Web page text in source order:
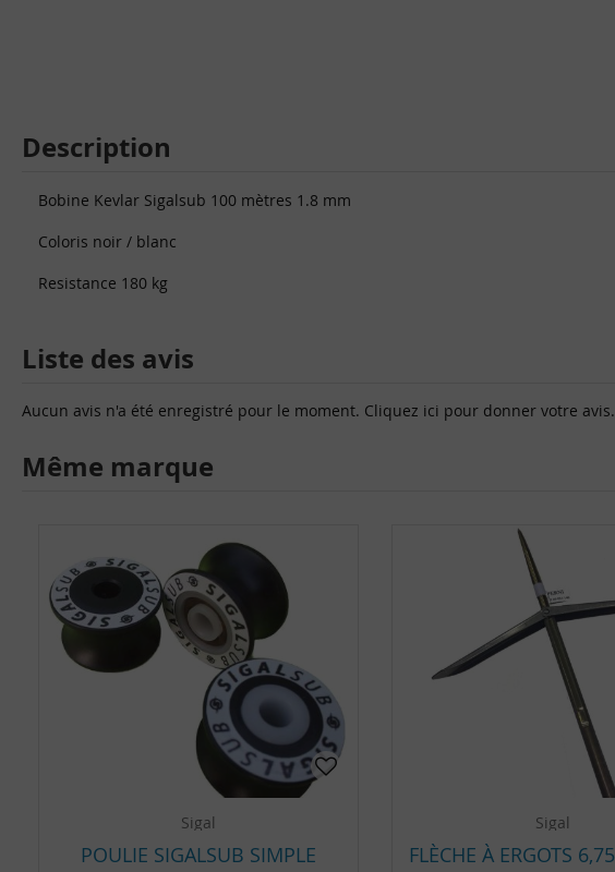
Description
Bobine Kevlar Sigalsub 100 mètres 1.8 mm
Coloris noir / blanc
Resistance 180 kg
Liste des avis
Aucun avis n'a été enregistré pour le moment. Cliquez ici pour donner votre avis.
Même marque
Sigal
POULIE SIGALSUB SIMPLE
Sigal